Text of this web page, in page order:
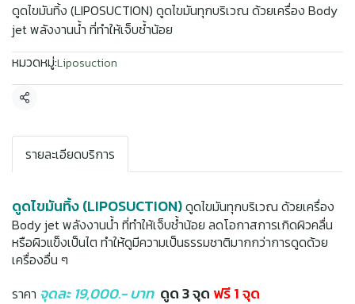
ดูดไขมันทิ้ง (LIPOSUCTION) ดูดไขมันทุกบริเวณ ด้วยเครื่อง Body
jet พลังงานน้ำ ที่ทำให้เจ็บช้ำน้อย
หมวดหมู่:Liposuction
แชร์
รายละเอียดบริการ
ดูดไขมันทิ้ง (LIPOSUCTION)ดูดไขมันทุกบริเวณ ด้วยเครื่อง
Body jet พลังงานน้ำ ที่ทำให้เจ็บช้ำน้อย ลดโอกาสการเกิดผิวคลื่น
หรือผิวแข็งเป็นไต ทำให้ดูมีความเป็นธรรมชาติมากกว่าการดูดด้วย
เครื่องอื่น ๆ
ราคา จุดละ 19,000.- บาท ดูด 3 จุด ฟรี 1 จุด